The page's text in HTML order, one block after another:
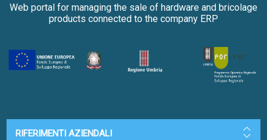
Web portal for managing the sale of hardware and bricolage
products connected to the company ERP
RIFERIMENTI AZIENDALI